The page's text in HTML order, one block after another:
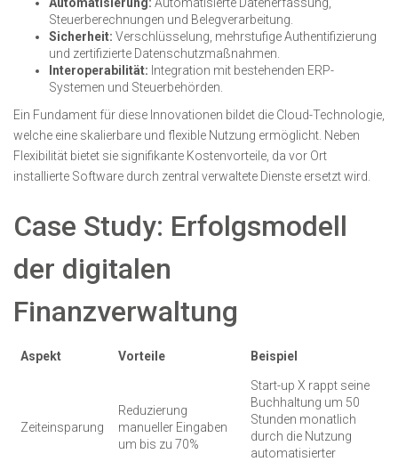
Steuerberechnungen und Belegverarbeitung.
Sicherheit: Verschlüsselung, mehrstufige Authentifizierung
und zertifizierte Datenschutzmaßnahmen.
Interoperabilität: Integration mit bestehenden ERP-
Systemen und Steuerbehörden.
Ein Fundament für diese Innovationen bildet die Cloud-Technologie,
welche eine skalierbare und flexible Nutzung ermöglicht. Neben
Flexibilität bietet sie signifikante Kostenvorteile, da vor Ort
installierte Software durch zentral verwaltete Dienste ersetzt wird.
Case Study: Erfolgsmodell
der digitalen
Finanzverwaltung
Aspekt Vorteile Beispiel
Zeiteinsparung
Reduzierung
manueller Eingaben
um bis zu 70%
Start-up X rappt seine
Buchhaltung um 50
Stunden monatlich
durch die Nutzung
automatisierter